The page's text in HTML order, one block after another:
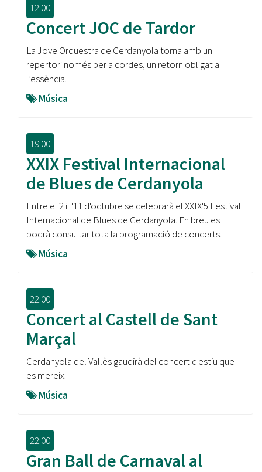
12:00
Concert JOC de Tardor
La Jove Orquestra de Cerdanyola torna amb un
repertori només per a cordes, un retorn obligat a
l’essència.
Música
19:00
XXIX Festival Internacional
de Blues de Cerdanyola
Entre el 2 i l'11 d'octubre se celebrarà el XXIX'5 Festival
Internacional de Blues de Cerdanyola. En breu es
podrà consultar tota la programació de concerts.
Música
22:00
Concert al Castell de Sant
Marçal
Cerdanyola del Vallès gaudirà del concert d'estiu que
es mereix.
Música
22:00
Gran Ball de Carnaval al